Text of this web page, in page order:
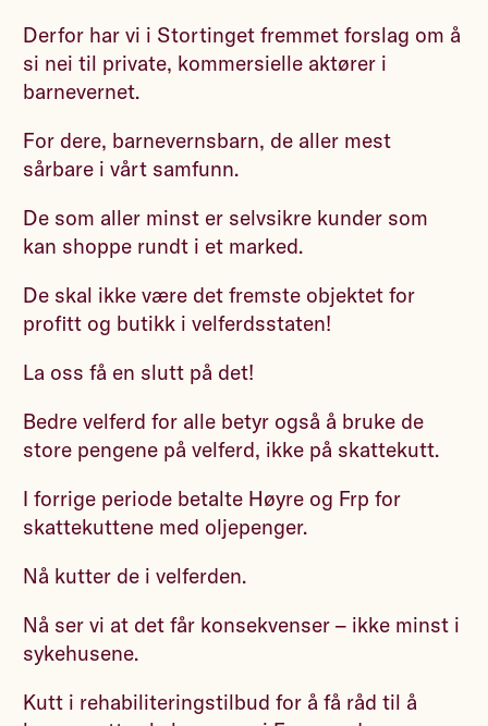
Derfor har vi i Stortinget fremmet forslag om å
si nei til private, kommersielle aktører i
barnevernet.
For dere, barnevernsbarn, de aller mest
sårbare i vårt samfunn.
De som aller minst er selvsikre kunder som
kan shoppe rundt i et marked.
De skal ikke være det fremste objektet for
profitt og butikk i velferdsstaten!
La oss få en slutt på det!
Bedre velferd for alle betyr også å bruke de
store pengene på velferd, ikke på skattekutt.
I forrige periode betalte Høyre og Frp for
skattekuttene med oljepenger.
Nå kutter de i velferden.
Nå ser vi at det får konsekvenser – ikke minst i
sykehusene.
Kutt i rehabiliteringstilbud for å få råd til å